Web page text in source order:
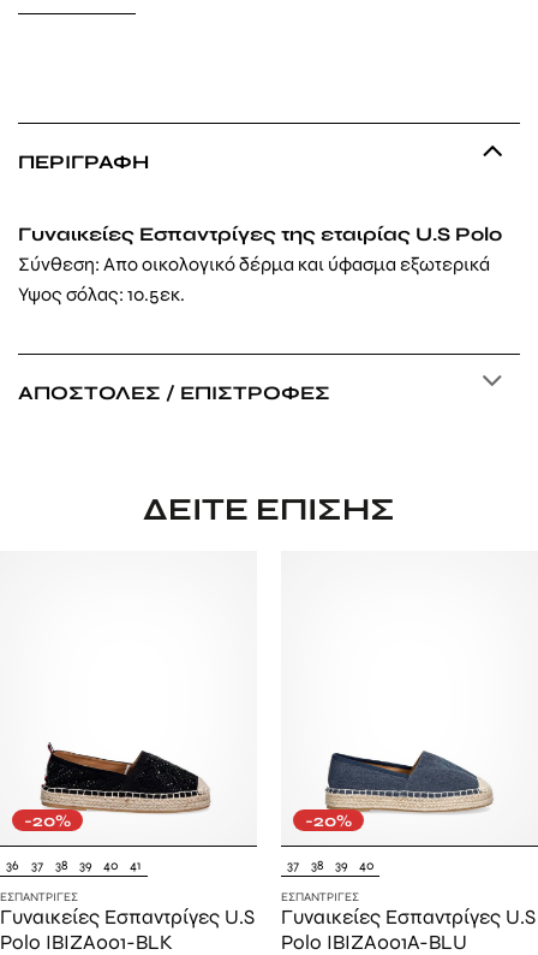
ΠΕΡΙΓΡΑΦΉ
Γυναικείες Εσπαντρίγες της εταιρίας U.S Polo
Σύνθεση: Απο οικολογικό δέρμα και ύφασμα εξωτερικά
Υψος σόλας: 10.5εκ.
ΑΠΟΣΤΟΛΈΣ / ΕΠΙΣΤΡΟΦΈΣ
ΔΕΊΤΕ ΕΠΊΣΗΣ
-20%
36 37 38 39 40 41
ΕΣΠΑΝΤΡΊΓΕΣ
Γυναικείες Εσπαντρίγες U.S
Polo IBIZA001-BLK
-20%
37 38 39 40
ΕΣΠΑΝΤΡΊΓΕΣ
Γυναικείες Εσπαντρίγες U.S
Polo IBIZA001A-BLU